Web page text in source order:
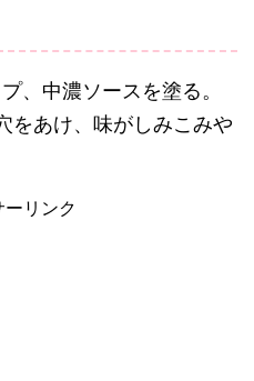
、中濃ソースを塗る。
をあけ、味がしみこみや
リンク